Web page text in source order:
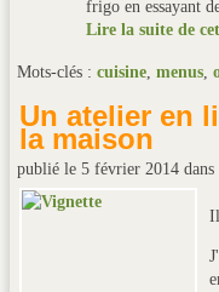
frigo en essayant
Lire la suite de
Mots-clés : cuisine, menus,
Un atelier en
la maison
publié le 5 février 2014 dans